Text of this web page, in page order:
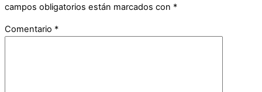
campos obligatorios están marcados con *
Comentario *